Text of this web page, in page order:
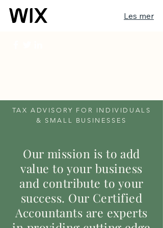
Les mer